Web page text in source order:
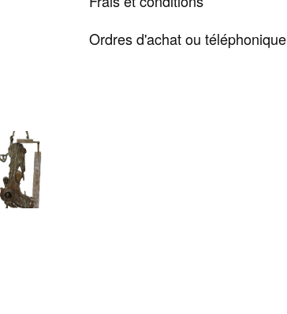
Ordres d'achat ou téléphonique